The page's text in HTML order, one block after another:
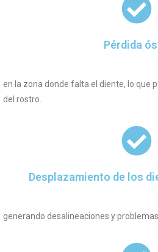
Pérdida
en la zona donde falta el diente, lo que
del rostro.
Desplazamiento de los
generando desalineaciones y